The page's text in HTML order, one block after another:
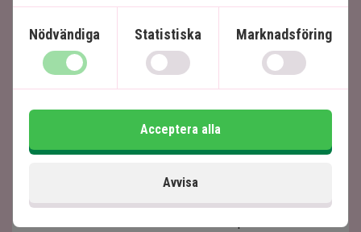
maträtter. Om du föredrar à la carte kan du välja mellan
medelhavsinspirerade rätter på middagsrestaurangen
Mosaïc eller nyfångad fisk och skaldjur på 1810.
Dagtid fungerar 1810 som strandbar, där du kan luta
utsikten mot Île aux Aigrettes och Lion Mountain,
medan du njuter av en lättare lunch eller kylda drycker.
På kvällen slår Medley Bar upp dörrarna och bjuder på
dansgolv, scen och livemusik. Här serveras bland
Nödvändiga Statistiska Marknadsföring
Avvisa
Acceptera alla